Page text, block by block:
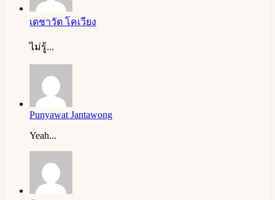
เดชาวัต โคเวียง
ไม่รู้...
Punyawat Jantawong
Yeah...